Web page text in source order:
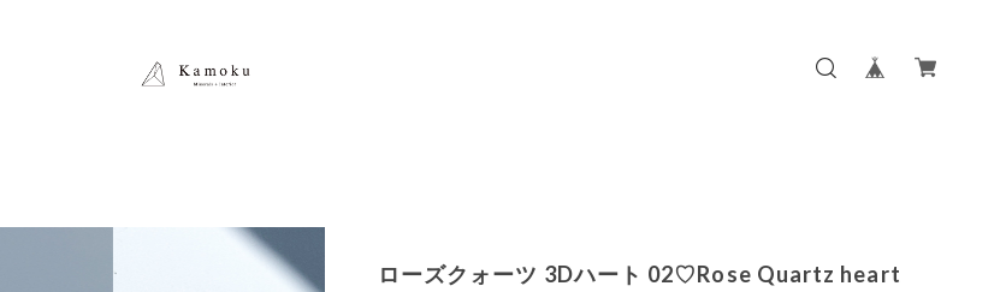
ローズクォーツ 3Dハート 02♡Rose Quartz heart